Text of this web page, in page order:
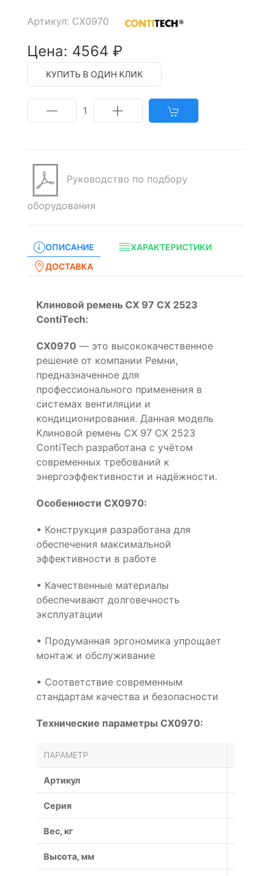
Артикул: CX0970
Цена: 4564 ₽
КУПИТЬ В ОДИН КЛИК
1
Руководство по подбору
оборудования
ОПИСАНИЕ
ХАРАКТЕРИСТИКИ
ДОСТАВКА
Клиновой ремень CX 97 CX 2523
ContiTech:
CX0970 — это высококачественное
решение от компании Ремни,
предназначенное для
профессионального применения в
системах вентиляции и
кондиционирования. Данная модель
Клиновой ремень CX 97 CX 2523
ContiTech разработана с учётом
современных требований к
энергоэффективности и надёжности.
Особенности CX0970:
• Конструкция разработана для
обеспечения максимальной
эффективности в работе
• Качественные материалы
обеспечивают долговечность
эксплуатации
• Продуманная эргономика упрощает
монтаж и обслуживание
• Соответствие современным
стандартам качества и безопасности
Технические параметры CX0970:
ПАРАМЕТР
Артикул
Серия
Вес, кг
Высота, мм